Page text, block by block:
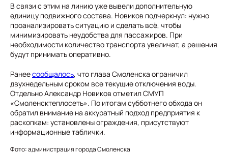
В связи с этим на линию уже вывели дополнительную
единицу подвижного состава. Новиков подчеркнул: нужно
проанализировать ситуацию и сделать всё, чтобы
минимизировать неудобства для пассажиров. При
необходимости количество транспорта увеличат, а решения
будут принимать оперативно.
Ранеесообщалось, что глава Смоленска ограничил
двухнедельным сроком все текущие отключения воды.
Отдельно Александр Новиков отметил СМУП
«Смоленсктеплосеть». По итогам субботнего обхода он
обратил внимание на аккуратный подход предприятия к
раскопкам: установлены ограждения, присутствуют
информационные таблички.
Фото: администрация города Смоленска